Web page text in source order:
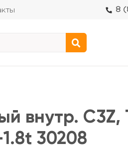
8
внутр. C3Z,
1.8t 30208